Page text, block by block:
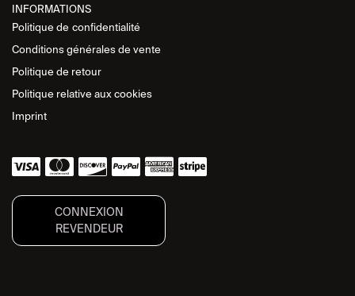
INFORMATIONS
Politique de confidentialité
Conditions générales de vente
Politique de retour
Politique relative aux cookies
Imprint
CONNEXION
REVENDEUR